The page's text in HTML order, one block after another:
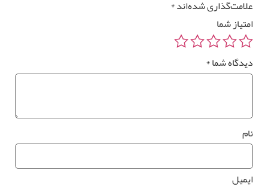
شده‌اند*
شما
شما*